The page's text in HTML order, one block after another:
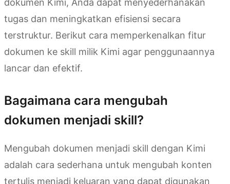
dokumen Kimi, Anda dapat menyederhanakan
tugas dan meningkatkan efisiensi secara
terstruktur. Berikut cara memperkenalkan fitur
dokumen ke skill milik Kimi agar penggunaannya
lancar dan efektif.
Bagaimana cara mengubah
dokumen menjadi skill?
Mengubah dokumen menjadi skill dengan Kimi
adalah cara sederhana untuk mengubah konten
tertulis menjadi keluaran yang dapat digunakan